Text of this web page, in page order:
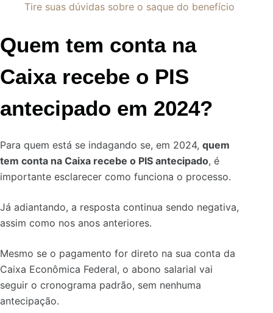
Tire suas dúvidas sobre o saque do benefício
Quem tem conta na
Caixa recebe o PIS
antecipado em 2024?
Para quem está se indagando se, em 2024, quem
tem conta na Caixa recebe o PIS antecipado, é
importante esclarecer como funciona o processo.
Já adiantando, a resposta continua sendo negativa,
assim como nos anos anteriores.
Mesmo se o pagamento for direto na sua conta da
Caixa Econômica Federal, o abono salarial vai
seguir o cronograma padrão, sem nenhuma
antecipação.